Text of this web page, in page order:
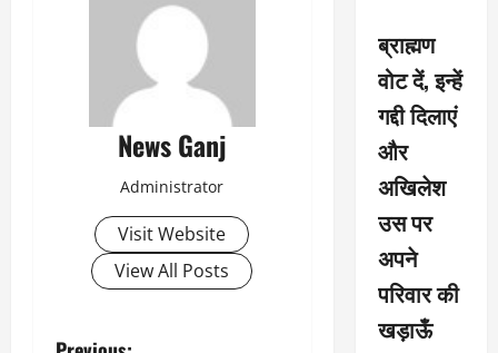
News Ganj
Administrator
Visit Website
View All Posts
ब्राह्मण
वोट दें, इन्हें
गद्दी दिलाएं
और
अखिलेश
उस पर
अपने
परिवार की
खड़ाऊँ